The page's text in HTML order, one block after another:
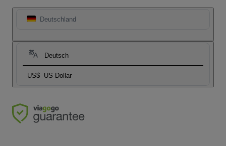
Deutschland
Deutsch
US$ US Dollar